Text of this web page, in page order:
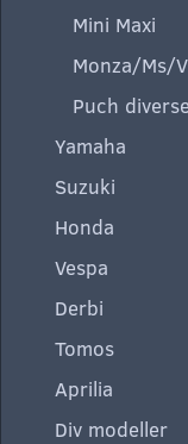
Mini Maxi
Monza/Ms/
Puch
Yamaha
Suzuki
Honda
Vespa
Derbi
Tomos
Aprilia
Div modeller